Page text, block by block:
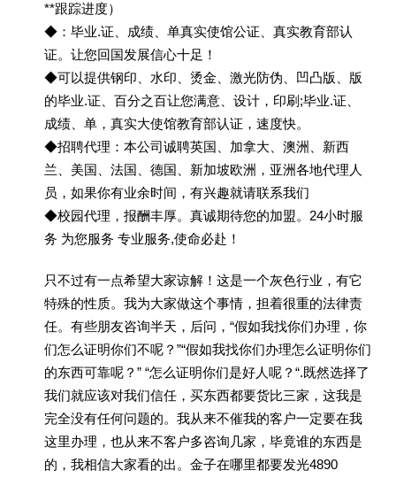
**跟踪进度）
◆：毕业.证、成绩、单真实使馆公证、真实教育部认
证。让您回国发展信心十足！
◆可以提供钢印、水印、烫金、激光防伪、凹凸版、版
的毕业.证、百分之百让您满意、设计，印刷;毕业.证、
成绩、单，真实大使馆教育部认证，速度快。
◆招聘代理：本公司诚聘英国、加拿大、澳洲、新西
兰、美国、法国、德国、新加坡欧洲，亚洲各地代理人
员，如果你有业余时间，有兴趣就请联系我们
◆校园代理，报酬丰厚。真诚期待您的加盟。24小时服
务 为您服务 专业服务,使命必赴！
只不过有一点希望大家谅解！这是一个灰色行业，有它
特殊的性质。我为大家做这个事情，担着很重的法律责
任。有些朋友咨询半天，后问，“假如我找你们办理，你
们怎么证明你们不呢？”“假如我找你们办理怎么证明你们
的东西可靠呢？” “怎么证明你们是好人呢？“.既然选择了
我们就应该对我们信任，买东西都要货比三家，这我是
完全没有任何问题的。我从来不催我的客户一定要在我
这里办理，也从来不客户多咨询几家，毕竟谁的东西是
的，我相信大家看的出。金子在哪里都要发光4890